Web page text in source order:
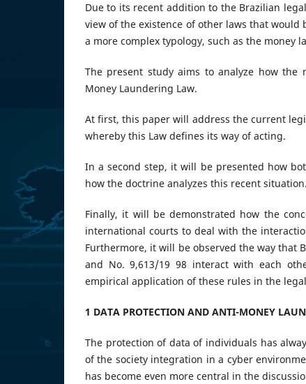
Due to its recent addition to the Brazilian
view of the existence of other laws that
a more complex typology, such as the money
The present study aims to analyze how the
Money Laundering Law.
At first, this paper will address the current
whereby this Law defines its way of acting.
In a second step, it will be presented how
how the doctrine analyzes this recent situation.
Finally, it will be demonstrated how the
international courts to deal with the
Furthermore, it will be observed the way that
and No. 9,613/19 98 interact with each
empirical application of these rules in the
1 DATA PROTECTION AND ANTI-MONEY
The protection of data of individuals has
of the society integration in a cyber
has become even more central in the